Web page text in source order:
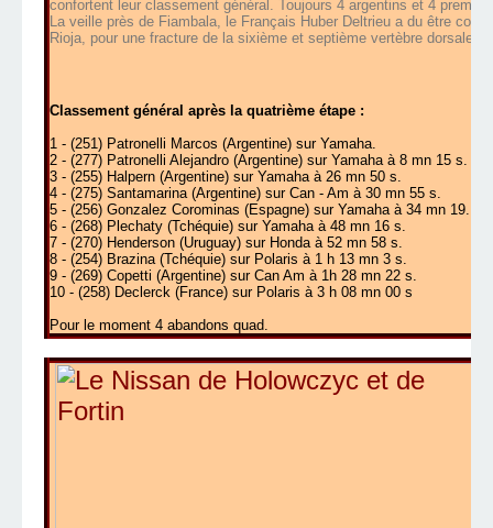
confortent leur classement général. Toujours 4 argentins et 4
La veille près de Fiambala, le Français Huber Deltrieu a du être
Rioja, pour une fracture de la sixième et septième vertèbre dorsale,
Classement général après la quatrième étape :
1 - (251) Patronelli Marcos (Argentine) sur Yamaha.
2 - (277) Patronelli Alejandro (Argentine) sur Yamaha à 8 mn 15 s.
3 - (255) Halpern (Argentine) sur Yamaha à 26 mn 50 s.
4 - (275) Santamarina (Argentine) sur Can - Am à 30 mn 55 s.
5 - (256) Gonzalez Corominas (Espagne) sur Yamaha à 34 mn 19.
6 - (268) Plechaty (Tchéquie) sur Yamaha à 48 mn 16 s.
7 - (270) Henderson (Uruguay) sur Honda à 52 mn 58 s.
8 - (254) Brazina (Tchéquie) sur Polaris à 1 h 13 mn 3 s.
9 - (269) Copetti (Argentine) sur Can Am à 1h 28 mn 22 s.
10 - (258) Declerck (France) sur Polaris à 3 h 08 mn 00 s
Pour le moment 4 abandons quad.